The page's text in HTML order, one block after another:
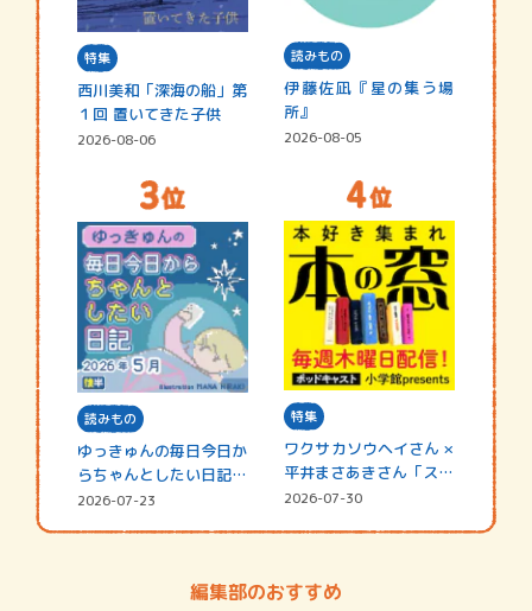
特集
西川美和「深海の船」第
１回 置いてきた子供
2026-08-06
読みもの
伊藤佐凪『星の集う場
所』
2026-08-05
読みもの
ゆっきゅんの毎日今日か
らちゃんとしたい日記
☆202…
2026-07-23
特集
ワクサカソウヘイさん ×
平井まさあきさん「スペ
シャ…
2026-07-30
編集部のおすすめ